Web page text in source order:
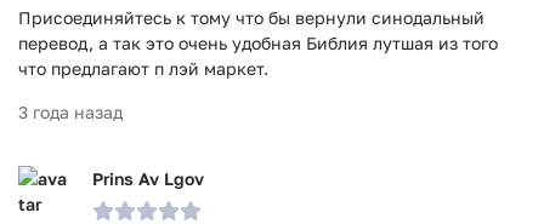
Присоединяйтесь к тому что бы вернули синодальный
перевод, а так это очень удобная Библия лутшая из того
что предлагают п лэй маркет.
3 года назад
Prins Av Lgov